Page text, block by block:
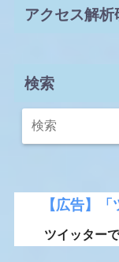
アクセス解析
検索
【広告】
ツイッター